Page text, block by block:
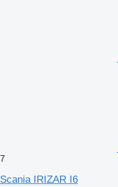
7
Scania IRIZAR I6